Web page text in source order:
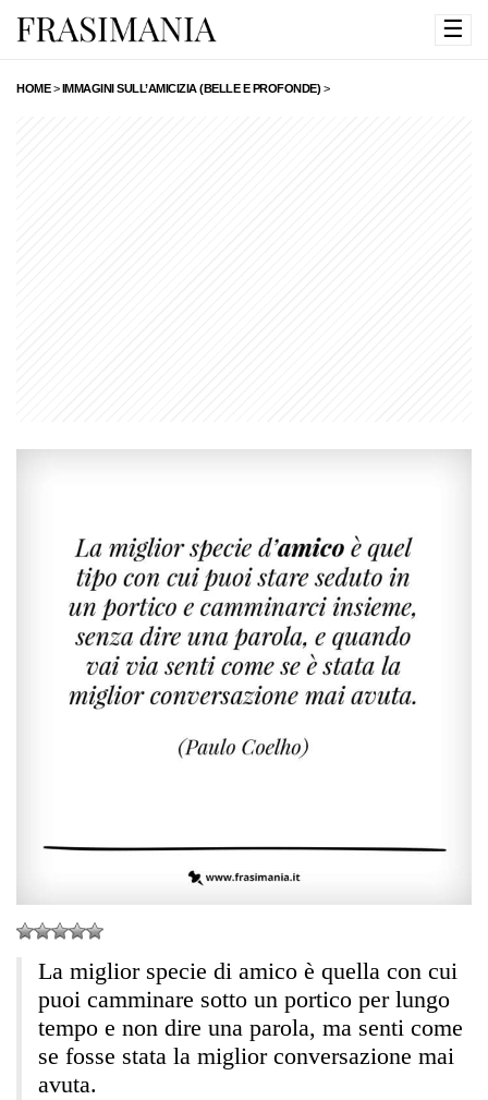
☰
HOME>IMMAGINI SULL’AMICIZIA (BELLE E PROFONDE) >
La miglior specie di amico è quella con cui
puoi camminare sotto un portico per lungo
tempo e non dire una parola, ma senti come
se fosse stata la miglior conversazione mai
avuta.